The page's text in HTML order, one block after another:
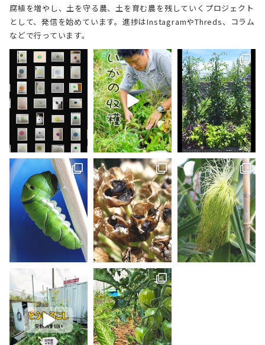
腐植を増やし、土を守る農、土を育む農を残していくプロジェクト
として、発信を始めています。進捗はInstagramやThreds、コラム
などで行っています。